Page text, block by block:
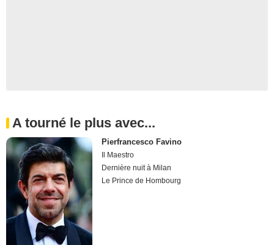
A tourné le plus avec...
Pierfrancesco Favino
Il Maestro
Dernière nuit à Milan
Le Prince de Hombourg